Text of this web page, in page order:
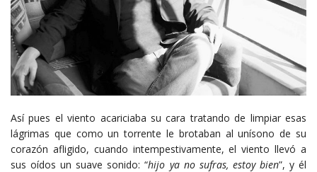
Así pues el viento acariciaba su cara tratando de limpiar esas
lágrimas que como un torrente le brotaban al unísono de su
corazón afligido, cuando intempestivamente, el viento llevó a
sus oídos un suave sonido: “hijo ya no sufras, estoy bien”, y él